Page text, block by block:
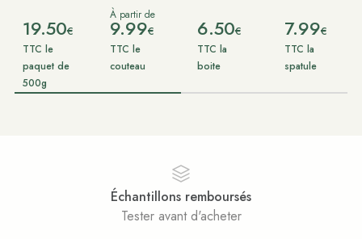
19.50€
TTC le
paquet de
500g
À partir de
9.99€
TTC le
couteau
6.50€
TTC la
boite
7.99€
TTC la
spatule
Échantillons remboursés
Tester avant d'acheter